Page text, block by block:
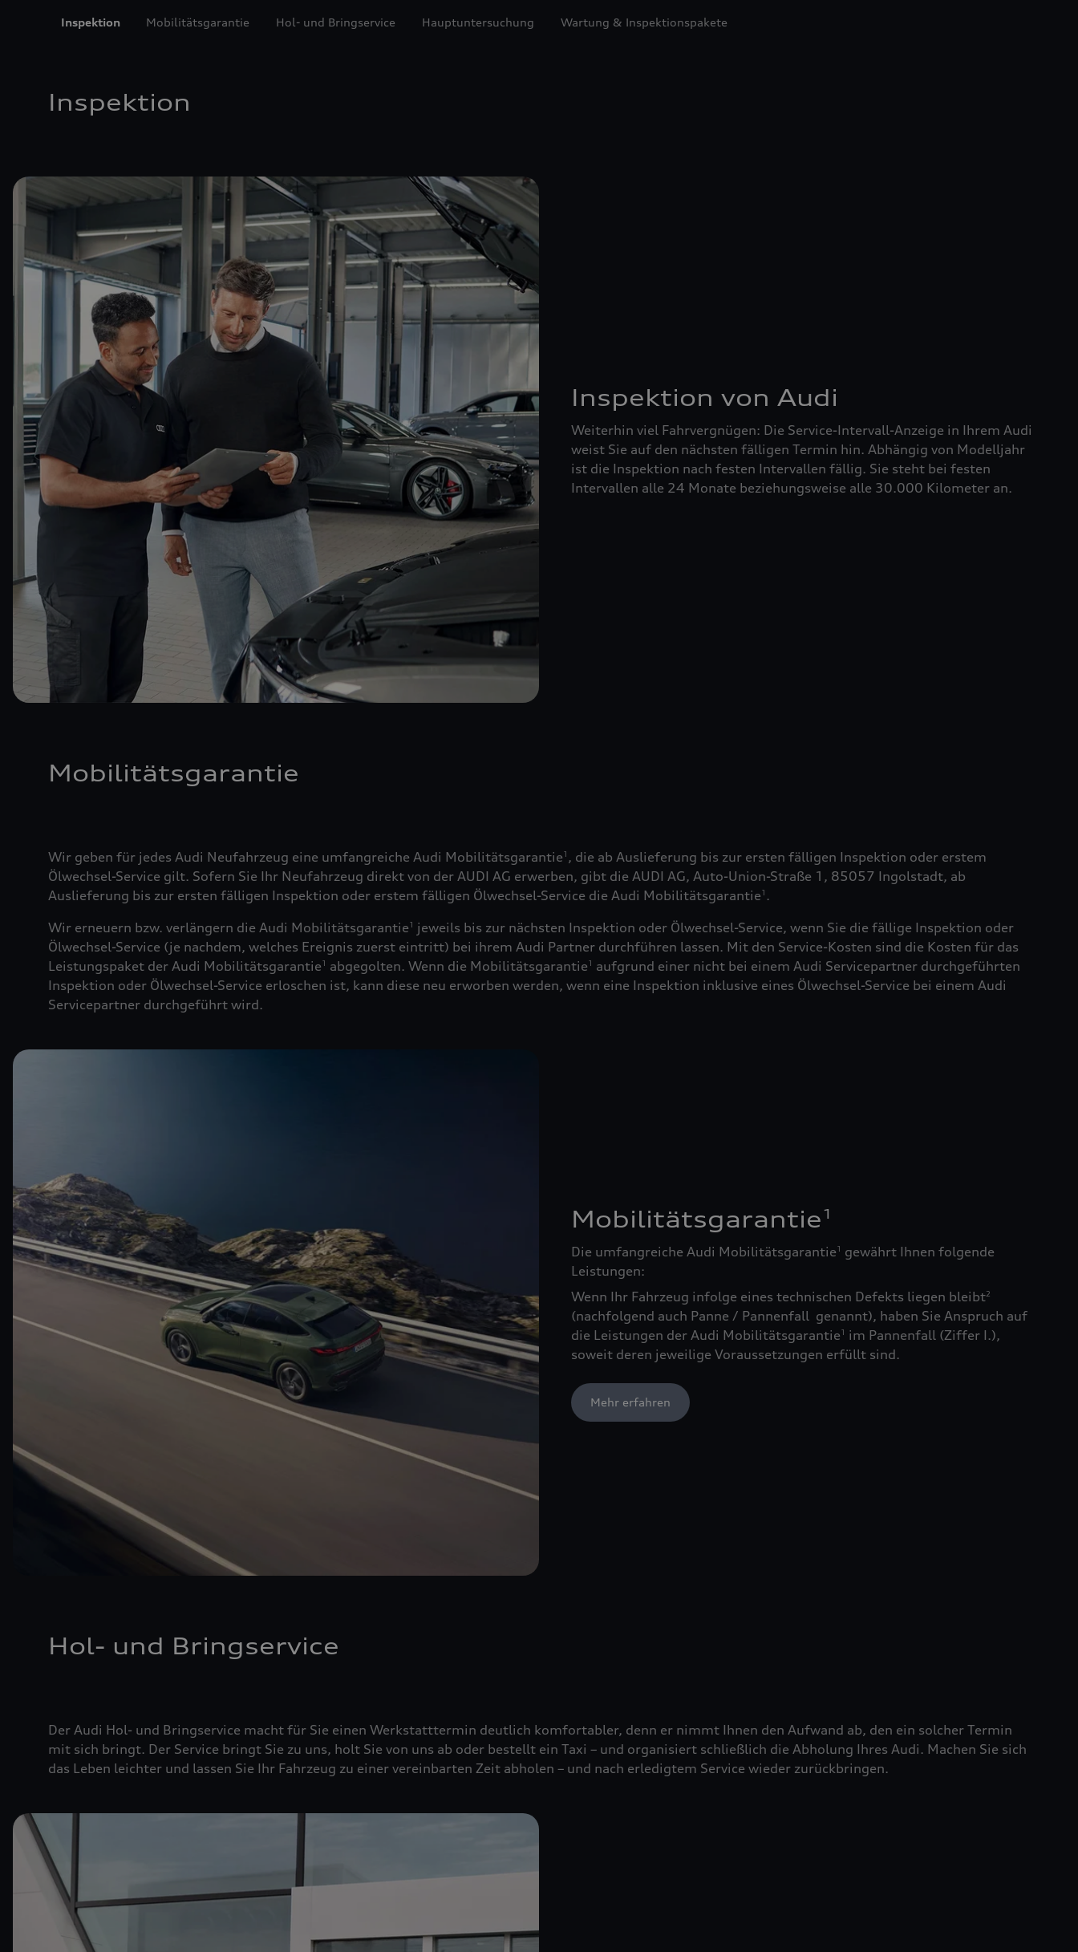
Inspektion Mobilitätsgarantie Hol- und Bringservice Hauptuntersuchung Wartung & Inspektionspakete
Inspektion
Inspektion von Audi
Weiterhin viel Fahrvergnügen: Die Service-Intervall-Anzeige in Ihrem Audi
weist Sie auf den nächsten fälligen Termin hin. Abhängig von Modelljahr
ist die Inspektion nach festen Intervallen fällig. Sie steht bei festen
Intervallen alle 24 Monate beziehungsweise alle 30.000 Kilometer an.
Mobilitätsgarantie
Wir geben für jedes Audi Neufahrzeug eine umfangreiche Audi Mobilitätsgarantie1 , die ab Auslieferung bis zur ersten fälligen Inspektion oder erstem
Ölwechsel-Service gilt. Sofern Sie Ihr Neufahrzeug direkt von der AUDI AG erwerben, gibt die AUDI AG, Auto-Union-Straße 1, 85057 Ingolstadt, ab
Auslieferung bis zur ersten fälligen Inspektion oder erstem fälligen Ölwechsel-Service die Audi Mobilitätsgarantie1 .
Wir erneuern bzw. verlängern die Audi Mobilitätsgarantie1
jeweils bis zur nächsten Inspektion oder Ölwechsel-Service, wenn Sie die fällige Inspektion oder
Ölwechsel-Service (je nachdem, welches Ereignis zuerst eintritt) bei ihrem Audi Partner durchführen lassen. Mit den Service-Kosten sind die Kosten für das
Leistungspaket der Audi Mobilitätsgarantie1 abgegolten. Wenn die Mobilitätsgarantie1
aufgrund einer nicht bei einem Audi Servicepartner durchgeführten
Inspektion oder Ölwechsel-Service erloschen ist, kann diese neu erworben werden, wenn eine Inspektion inklusive eines Ölwechsel-Service bei einem Audi
Servicepartner durchgeführt wird.
Mobilitätsgarantie 1
Die umfangreiche Audi Mobilitätsgarantie1
gewährt Ihnen folgende
Leistungen:
Wenn Ihr Fahrzeug infolge eines technischen Defekts liegen bleibt2
(nachfolgend auch Panne / Pannenfall genannt), haben Sie Anspruch auf
die Leistungen der Audi Mobilitätsgarantie1
im Pannenfall (Ziffer I.),
soweit deren jeweilige Voraussetzungen erfüllt sind.
Mehr erfahren
Hol- und Bringservice
Der Audi Hol- und Bringservice macht für Sie einen Werkstatttermin deutlich komfortabler, denn er nimmt Ihnen den Aufwand ab, den ein solcher Termin
mit sich bringt. Der Service bringt Sie zu uns, holt Sie von uns ab oder bestellt ein Taxi – und organisiert schließlich die Abholung Ihres Audi. Machen Sie sich
das Leben leichter und lassen Sie Ihr Fahrzeug zu einer vereinbarten Zeit abholen – und nach erledigtem Service wieder zurückbringen.